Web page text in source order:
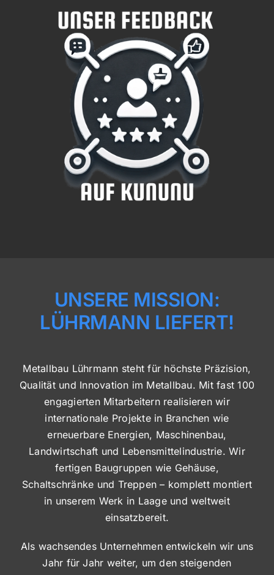
UNSERE MISSION:
LÜHRMANN LIEFERT!
Metallbau Lührmann steht für höchste Präzision,
Qualität und Innovation im Metallbau. Mit fast 100
engagierten Mitarbeitern realisieren wir
internationale Projekte in Branchen wie
erneuerbare Energien, Maschinenbau,
Landwirtschaft und Lebensmittelindustrie. Wir
fertigen Baugruppen wie Gehäuse,
Schaltschränke und Treppen – komplett montiert
in unserem Werk in Laage und weltweit
einsatzbereit.
Als wachsendes Unternehmen entwickeln wir uns
Jahr für Jahr weiter, um den steigenden